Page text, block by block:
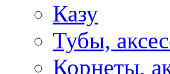
Казу
Тубы,
Корнеты,